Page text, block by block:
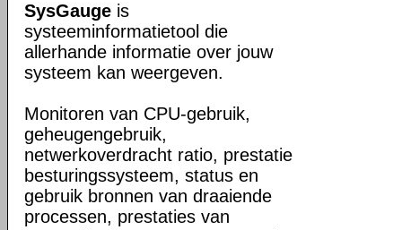
SysGauge is
systeeminformatietool die
allerhande informatie over jouw
systeem kan weergeven.
Monitoren van CPU-gebruik,
geheugengebruik,
netwerkoverdracht ratio, prestatie
besturingssysteem, status en
gebruik bronnen van draaiende
processen, prestaties van